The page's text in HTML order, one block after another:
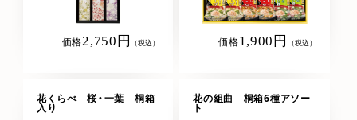
価格2,750円 （税込） 価格1,900円 （税込）
花くらべ 桜・一葉 桐箱
入り
花の組曲 桐箱6種アソー
ト